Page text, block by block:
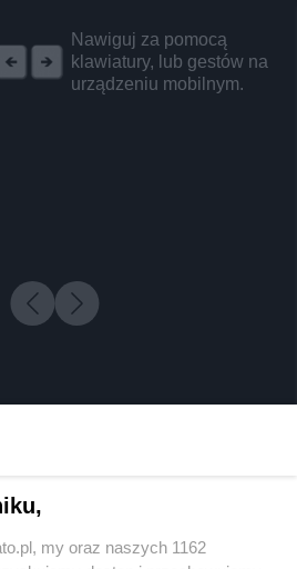
Nawiguj za pomocą
klawiatury, lub gestów na
urządzeniu mobilnym.
my oraz naszych 1162